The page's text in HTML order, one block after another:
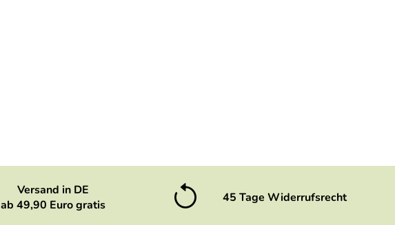
Versand in DE
ab 49,90 Euro gratis
45 Tage Widerrufsrecht